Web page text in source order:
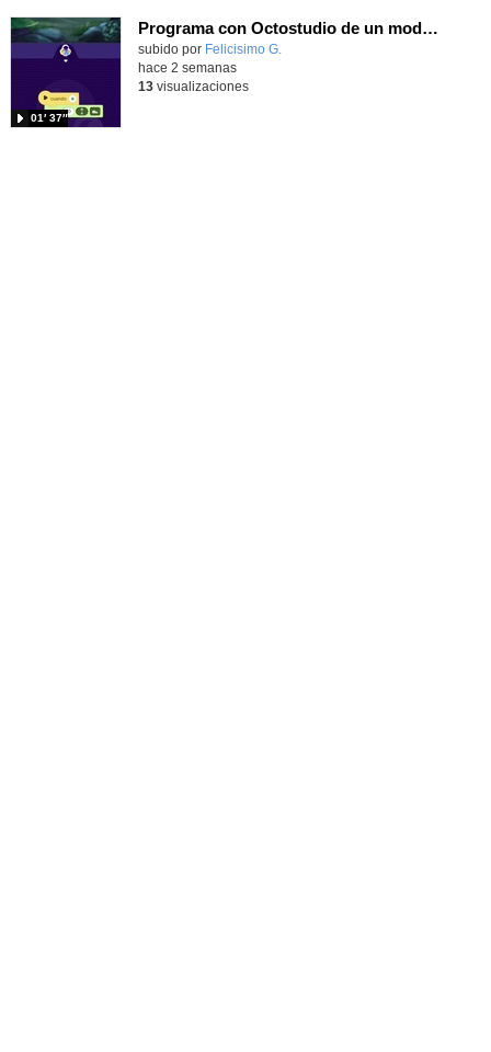
Programa con Octostudio de un modo sencillo, offline y gratuito
Contenido educativo.
subido por Felicisimo G.
01′ 37″
hace 2 semanas
13visualizaciones